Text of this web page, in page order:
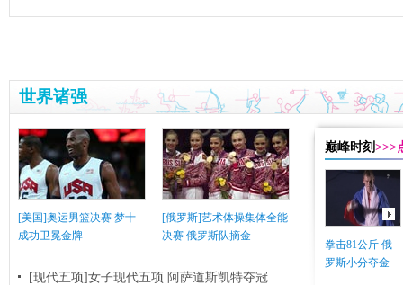
世界诸强
[美国]奥运男篮决赛 梦十
成功卫冕金牌
[俄罗斯]艺术体操集体全能
决赛 俄罗斯队摘金
[现代五项]女子现代五项 阿萨道斯凯特夺冠
巅峰时刻>>>
拳击81公斤 俄
罗斯小分夺金